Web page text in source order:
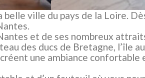
ville du pays de la Loire.
et de ses nombreux
des ducs de Bretagne, l’île
une ambiance